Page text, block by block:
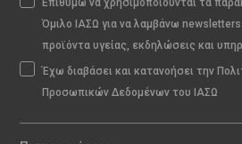
Επιθυμώ να χρησιμοποιούνται τα
Όμιλο ΙΑΣΩ για να λαμβάνω
προϊόντα υγείας, εκδηλώσεις και
Έχω διαβάσει και κατανοήσει την
Προσωπικών Δεδομένων του ΙΑΣΩ